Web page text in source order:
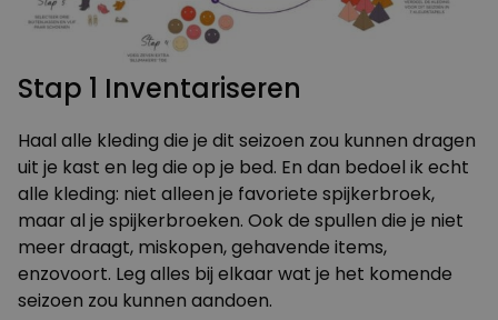
Stap 1 Inventariseren
Haal alle kleding die je dit seizoen zou kunnen dragen
uit je kast en leg die op je bed. En dan bedoel ik echt
alle kleding: niet alleen je favoriete spijkerbroek,
maar al je spijkerbroeken. Ook de spullen die je niet
meer draagt, miskopen, gehavende items,
enzovoort. Leg alles bij elkaar wat je het komende
seizoen zou kunnen aandoen.